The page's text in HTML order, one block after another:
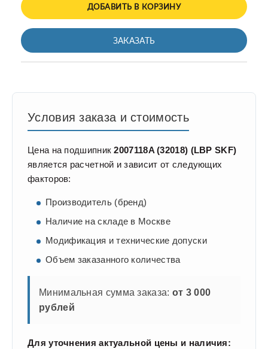
ДОБАВИТЬ В КОРЗИНУ
ЗАКАЗАТЬ
Условия заказа и стоимость
Цена на подшипник2007118A (32018) (LBP SKF)
является расчетной и зависит от следующих
факторов:
Производитель (бренд)
Наличие на складе в Москве
Модификация и технические допуски
Объем заказанного количества
Минимальная сумма заказа: от 3 000
рублей
Для уточнения актуальной цены и наличия: